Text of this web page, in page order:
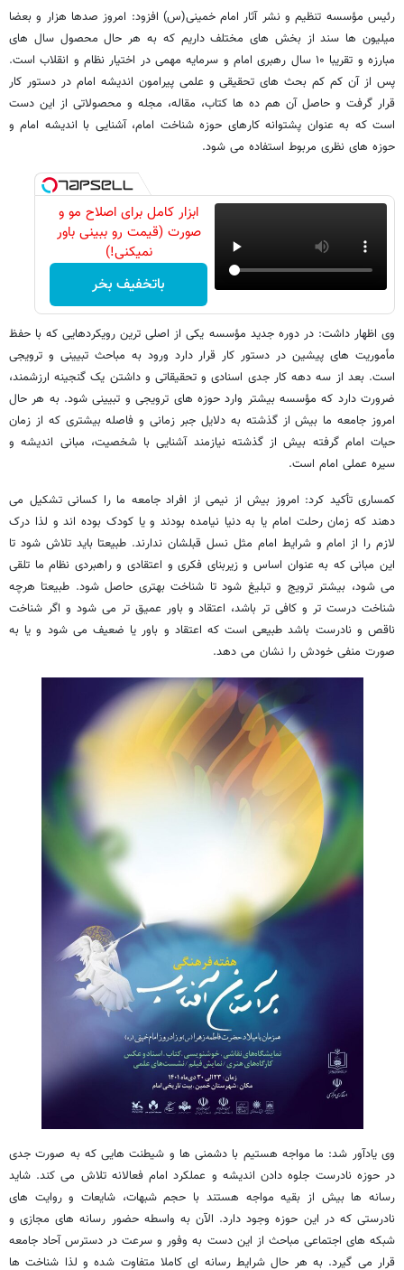
رئیس مؤسسه تنظیم و نشر آثار امام خمینی(س) افزود: امروز صدها هزار و بعضا
میلیون ها سند از بخش های مختلف داریم که به هر حال محصول سال های
مبارزه و تقریبا ۱۰ سال رهبری امام و سرمایه مهمی در اختیار نظام و انقلاب است.
پس از آن کم کم بحث های تحقیقی و علمی پیرامون اندیشه امام در دستور کار
قرار گرفت و حاصل آن هم ده ها کتاب، مقاله، مجله و محصولاتی از این دست
است که به عنوان پشتوانه کارهای حوزه شناخت امام، آشنایی با اندیشه امام و
حوزه های نظری مربوط استفاده می شود.
ابزار کامل برای اصلاح مو و
صورت (قیمت رو ببینی باور
نمیکنی!)
باتخفیف بخر
وی اظهار داشت: در دوره جدید مؤسسه یکی از اصلی ترین رویکردهایی که با حفظ
مأموریت های پیشین در دستور کار قرار دارد ورود به مباحث تبیینی و ترویجی
است. بعد از سه دهه کار جدی اسنادی و تحقیقاتی و داشتن یک گنجینه ارزشمند،
ضرورت دارد که مؤسسه بیشتر وارد حوزه های ترویجی و تبیینی شود. به هر حال
امروز جامعه ما بیش از گذشته به دلایل جبر زمانی و فاصله بیشتری که از زمان
حیات امام گرفته بیش از گذشته نیازمند آشنایی با شخصیت، مبانی اندیشه و
سیره عملی امام است.
کمساری تأکید کرد: امروز بیش از نیمی از افراد جامعه ما را کسانی تشکیل می
دهند که زمان رحلت امام یا به دنیا نیامده بودند و یا کودک بوده اند و لذا درک
لازم را از امام و شرایط امام مثل نسل قبلشان ندارند. طبیعتا باید تلاش شود تا
این مبانی که به عنوان اساس و زیربنای فکری و اعتقادی و راهبردی نظام ما تلقی
می شود، بیشتر ترویج و تبلیغ شود تا شناخت بهتری حاصل شود. طبیعتا هرچه
شناخت درست تر و کافی تر باشد، اعتقاد و باور عمیق تر می شود و اگر شناخت
ناقص و نادرست باشد طبیعی است که اعتقاد و باور یا ضعیف می شود و یا به
صورت منفی خودش را نشان می دهد.
وی یادآور شد: ما مواجه هستیم با دشمنی ها و شیطنت هایی که به صورت جدی
در حوزه نادرست جلوه دادن اندیشه و عملکرد امام فعالانه تلاش می کند. شاید
رسانه ها بیش از بقیه مواجه هستند با حجم شبهات، شایعات و روایت های
نادرستی که در این حوزه وجود دارد. الآن به واسطه حضور رسانه های مجازی و
شبکه های اجتماعی مباحث از این دست به وفور و سرعت در دسترس آحاد جامعه
قرار می گیرد. به هر حال شرایط رسانه ای کاملا متفاوت شده و لذا شناخت ها